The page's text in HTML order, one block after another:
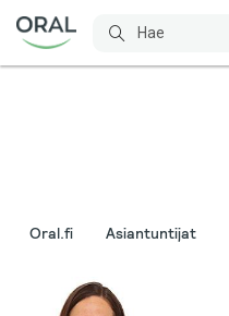
Oral.fi Asiantuntijat